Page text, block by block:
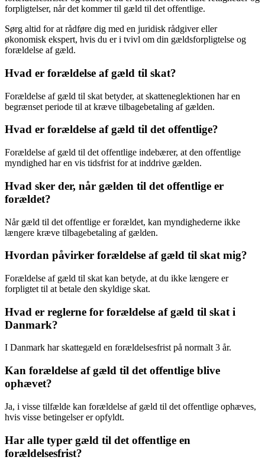
forpligtelser, når det kommer til gæld til det offentlige.
Sørg altid for at rådføre dig med en juridisk rådgiver eller
økonomisk ekspert, hvis du er i tvivl om din gældsforpligtelse og
forældelse af gæld.
Hvad er forældelse af gæld til skat?
Forældelse af gæld til skat betyder, at skatteneglektionen har en
begrænset periode til at kræve tilbagebetaling af gælden.
Hvad er forældelse af gæld til det offentlige?
Forældelse af gæld til det offentlige indebærer, at den offentlige
myndighed har en vis tidsfrist for at inddrive gælden.
Hvad sker der, når gælden til det offentlige er
forældet?
Når gæld til det offentlige er forældet, kan myndighederne ikke
længere kræve tilbagebetaling af gælden.
Hvordan påvirker forældelse af gæld til skat mig?
Forældelse af gæld til skat kan betyde, at du ikke længere er
forpligtet til at betale den skyldige skat.
Hvad er reglerne for forældelse af gæld til skat i
Danmark?
I Danmark har skattegæld en forældelsesfrist på normalt 3 år.
Kan forældelse af gæld til det offentlige blive
ophævet?
Ja, i visse tilfælde kan forældelse af gæld til det offentlige ophæves,
hvis visse betingelser er opfyldt.
Har alle typer gæld til det offentlige en
forældelsesfrist?